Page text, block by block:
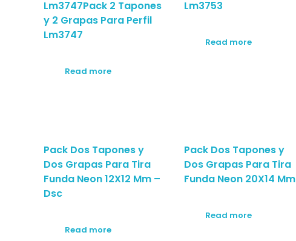
Lm3747Pack 2 Tapones
y 2 Grapas Para Perfil
Lm3747
Read more
Lm3753
Read more
Pack Dos Tapones y
Dos Grapas Para Tira
Funda Neon 12X12 Mm –
Dsc
Read more
Pack Dos Tapones y
Dos Grapas Para Tira
Funda Neon 20X14 Mm
Read more